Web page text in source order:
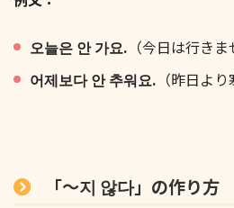
오늘은 안 가요. （今日は行きま
어제보다 안 추워요. （昨日よ
「〜지 않다」の作り方